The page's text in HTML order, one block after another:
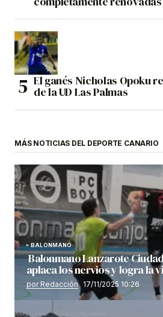
El ganés Nicholas Opoku
de la UD Las Palmas
MÁS NOTICIAS DEL DEPORTE CANARIO
BALONMANO
Balonmano Lanzarote
aplaca los nervios y logra la
por Redacción 17/11/2025 10:26